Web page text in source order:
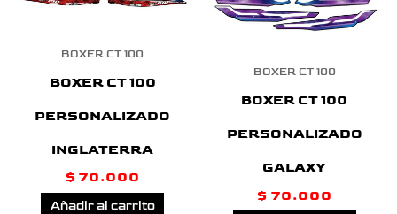
BOXER CT 100
BOXER CT 100
PERSONALIZADO
INGLATERRA
$ 70.000
Añadir al carrito
BOXER CT 100
BOXER CT 100
PERSONALIZADO
GALAXY
$ 70.000